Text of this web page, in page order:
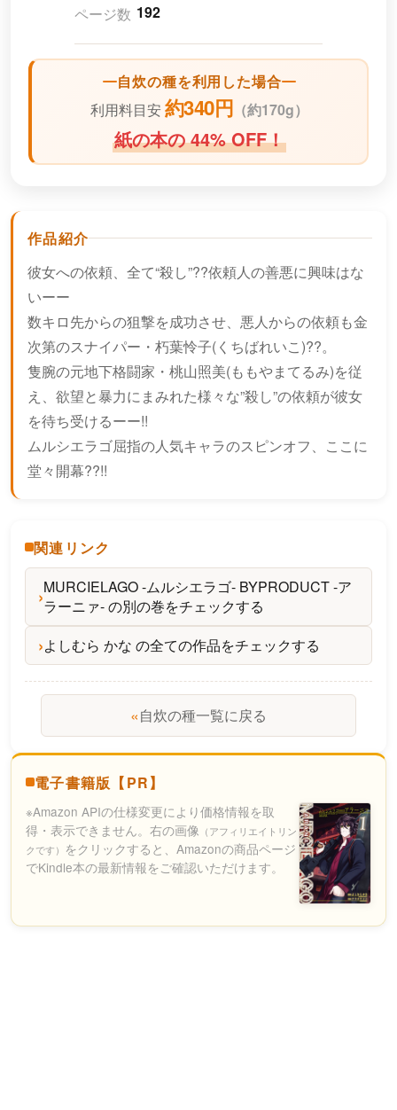
ページ数 192
自炊の種を利用した場合
利用料目安 約340円 （約170g）
紙の本の 44% OFF！
作品紹介
彼女への依頼、全て“殺し”??依頼人の善悪に興味はな
いーー
数キロ先からの狙撃を成功させ、悪人からの依頼も金
次第のスナイパー・朽葉怜子(くちばれいこ)??。
隻腕の元地下格闘家・桃山照美(ももやまてるみ)を従
え、欲望と暴力にまみれた様々な”殺し”の依頼が彼女
を待ち受けるーー!!
ムルシエラゴ屈指の人気キャラのスピンオフ、ここに
堂々開幕??!!
関連リンク
MURCIELAGO -ムルシエラゴ- BYPRODUCT -ア
ラーニァ- の別の巻をチェックする
よしむら かな の全ての作品をチェックする
«自炊の種一覧に戻る
電子書籍版【PR】
※Amazon APIの仕様変更により価格情報を取
得・表示できません。右の画像 （アフィリエイトリン
クです） をクリックすると、Amazonの商品ページ
でKindle本の最新情報をご確認いただけます。